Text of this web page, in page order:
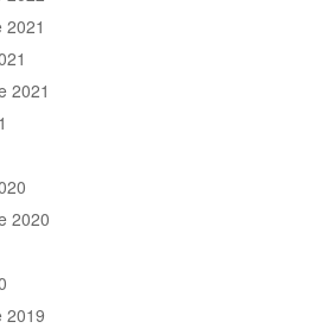
2021
2021
2020
2019